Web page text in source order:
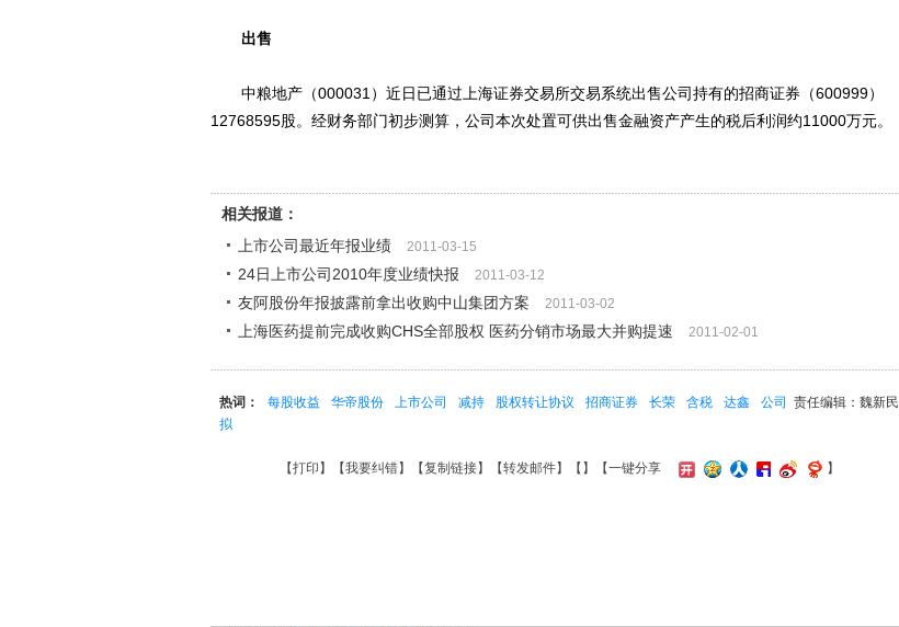
出售
中粮地产（000031）近日已通过上海证券交易所交易系统出售公司持有的招商证券（600999）
12768595股。经财务部门初步测算，公司本次处置可供出售金融资产产生的税后利润约11000万元。
相关报道：
上市公司最近年报业绩
2011-03-15
24日上市公司2010年度业绩快报 2011-03-12
友阿股份年报披露前拿出收购中山集团方案 2011-03-02
上海医药提前完成收购CHS全部股权 医药分销市场最大并购提速 2011-02-01
责任编辑：魏新民
热词： 每股收益 华帝股份 上市公司 减持 股权转让协议 招商证券 长荣 含税 达鑫
公司
拟
【打印 】【我要纠错】【复制链接】【转发邮件】【 】 【一键分享 】